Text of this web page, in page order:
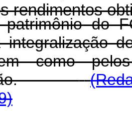
rendimentos
do
integralização
como